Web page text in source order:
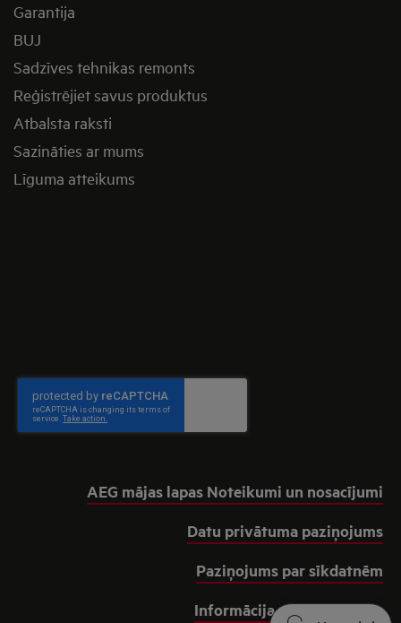
Garantija
BUJ
Sadzīves tehnikas remonts
Reģistrējiet savus produktus
Atbalsta raksti
Sazināties ar mums
Līguma atteikums
AEG mājas lapas Noteikumi un nosacījumi
Datu privātuma paziņojums
Paziņojums par sīkdatnēm
Informācija par pieejamību